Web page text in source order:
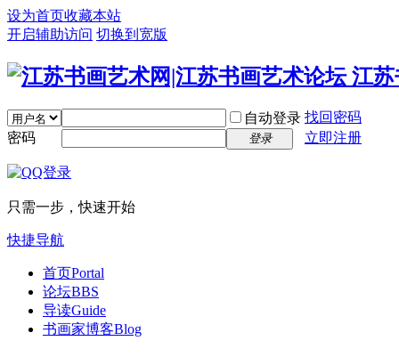
设为首页收藏本站
开启辅助访问 切换到宽版
自动登录 找回密码
密码
登录 立即注册
只需一步，快速开始
快捷导航
首页Portal
论坛BBS
导读Guide
书画家博客Blog